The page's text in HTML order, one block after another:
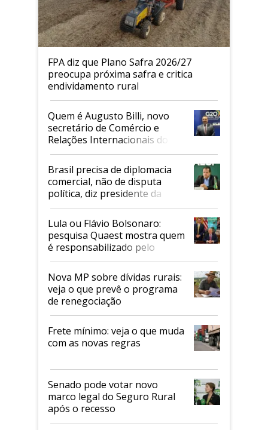
FPA diz que Plano Safra 2026/27
preocupa próxima safra e critica
endividamento rural
Quem é Augusto Billi, novo
secretário de Comércio e
Relações Internacionais do
Mapa
Brasil precisa de diplomacia
comercial, não de disputa
política, diz presidente da
Faesp
Lula ou Flávio Bolsonaro:
pesquisa Quaest mostra quem
é responsabilizado pelo
tarifaço dos EUA
Nova MP sobre dívidas rurais:
veja o que prevê o programa
de renegociação
Frete mínimo: veja o que muda
com as novas regras
Senado pode votar novo
marco legal do Seguro Rural
após o recesso